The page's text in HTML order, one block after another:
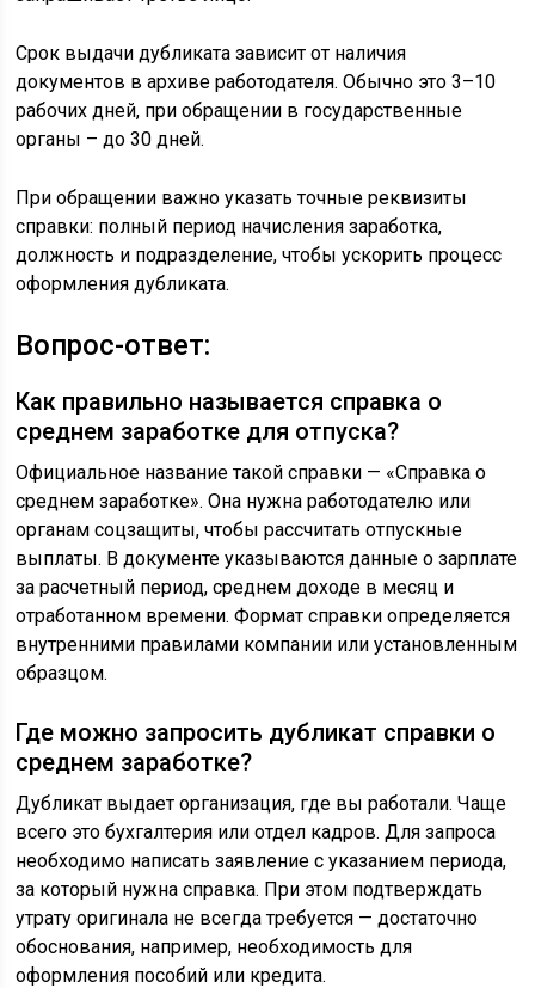
Срок выдачи дубликата зависит от наличия
документов в архиве работодателя. Обычно это 3–10
рабочих дней, при обращении в государственные
органы – до 30 дней.
При обращении важно указать точные реквизиты
справки: полный период начисления заработка,
должность и подразделение, чтобы ускорить процесс
оформления дубликата.
Вопрос-ответ:
Как правильно называется справка о
среднем заработке для отпуска?
Официальное название такой справки — «Справка о
среднем заработке». Она нужна работодателю или
органам соцзащиты, чтобы рассчитать отпускные
выплаты. В документе указываются данные о зарплате
за расчетный период, среднем доходе в месяц и
отработанном времени. Формат справки определяется
внутренними правилами компании или установленным
образцом.
Где можно запросить дубликат справки о
среднем заработке?
Дубликат выдает организация, где вы работали. Чаще
всего это бухгалтерия или отдел кадров. Для запроса
необходимо написать заявление с указанием периода,
за который нужна справка. При этом подтверждать
утрату оригинала не всегда требуется — достаточно
обоснования, например, необходимость для
оформления пособий или кредита.